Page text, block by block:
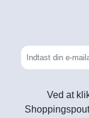
Ved at